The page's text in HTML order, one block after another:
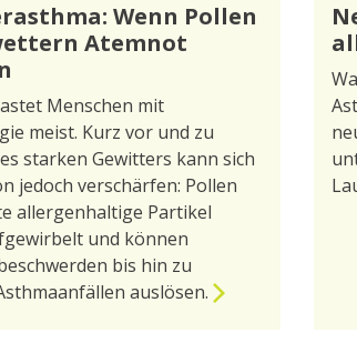
Wenn Pollen
Atemnot
Menschen mit
meist. Kurz vor und zu
starken Gewitters kann sich
jedoch verschärfen: Pollen
allergenhaltige Partikel
und können
bis hin zu
auslösen.